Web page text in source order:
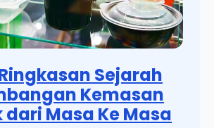
Sejarah
Kemasan
dari Masa Ke Masa